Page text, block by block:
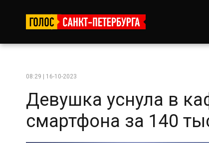
08:29 | 16-10-2023
Девушка уснула в
смартфона за 140